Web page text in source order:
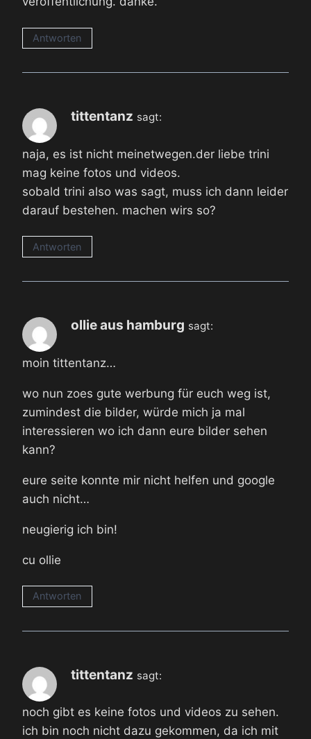
Antworten
tittentanz sagt:
naja, es ist nicht meinetwegen.der liebe trini
mag keine fotos und videos.
sobald trini also was sagt, muss ich dann leider
darauf bestehen. machen wirs so?
Antworten
ollie aus hamburg sagt:
moin tittentanz…
wo nun zoes gute werbung für euch weg ist,
zumindest die bilder, würde mich ja mal
interessieren wo ich dann eure bilder sehen
kann?
eure seite konnte mir nicht helfen und google
auch nicht…
neugierig ich bin!
cu ollie
Antworten
tittentanz sagt:
noch gibt es keine fotos und videos zu sehen.
ich bin noch nicht dazu gekommen, da ich mit